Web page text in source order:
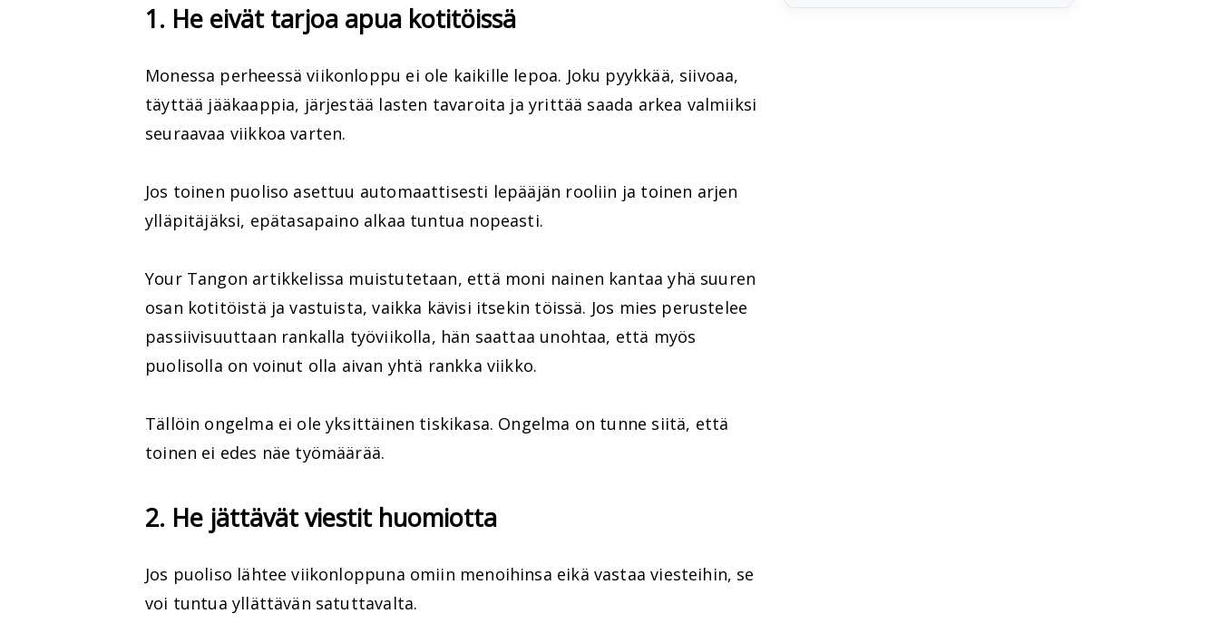
1. He eivät tarjoa apua kotitöissä
Monessa perheessä viikonloppu ei ole kaikille lepoa. Joku pyykkää, siivoaa,
täyttää jääkaappia, järjestää lasten tavaroita ja yrittää saada arkea valmiiksi
seuraavaa viikkoa varten.
Jos toinen puoliso asettuu automaattisesti lepääjän rooliin ja toinen arjen
ylläpitäjäksi, epätasapaino alkaa tuntua nopeasti.
Your Tangon artikkelissa muistutetaan, että moni nainen kantaa yhä suuren
osan kotitöistä ja vastuista, vaikka kävisi itsekin töissä. Jos mies perustelee
passiivisuuttaan rankalla työviikolla, hän saattaa unohtaa, että myös
puolisolla on voinut olla aivan yhtä rankka viikko.
Tällöin ongelma ei ole yksittäinen tiskikasa. Ongelma on tunne siitä, että
toinen ei edes näe työmäärää.
2. He jättävät viestit huomiotta
Jos puoliso lähtee viikonloppuna omiin menoihinsa eikä vastaa viesteihin, se
voi tuntua yllättävän satuttavalta.